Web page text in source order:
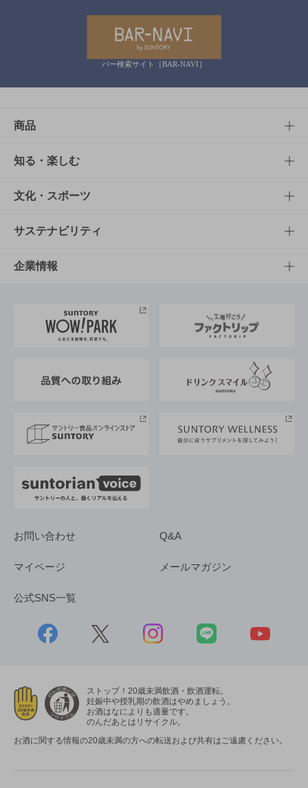
バー検索サイト［BAR-NAVI］
商品
商品TOP
商品一覧
商品発売情報
栄養成分一覧
知る・楽しむ
知る・楽しむTOP
キャンペーン
工場見学
地域情報
文化・スポーツ
文化・スポーツTOP
サントリーホール
サントリーサンバーズ大阪
サステナビリティ
サステナビリティTOP
サントリーが考えるサステナビリティ経営
企業情報
企業概要
採用情報
お問い合わせ Q&A
マイページ メールマガジン
公式SNS一覧
ストップ！20歳未満飲酒・飲酒運転。
妊娠中や授乳期の飲酒はやめましょう。
お酒はなによりも適量です。
のんだあとはリサイクル。
お酒に関する情報の20歳未満の方への転送および共有はご遠慮ください。